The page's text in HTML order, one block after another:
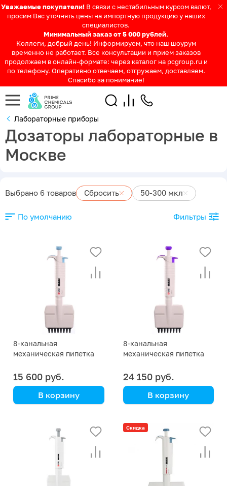
Уважаемые покупатели! В связи с нестабильным курсом валют,
просим Вас уточнять цены на импортную продукцию у наших
специалистов.
Минимальный заказ от 5 000 рублей.
Коллеги, добрый день! Информируем, что наш шоурум
временно не работает. Все консультации и прием заказов
продолжаем в онлайн-формате: через каталог на pcgroup.ru и
по телефону. Оперативно отвечаем, отгружаем, доставляем.
Спасибо за понимание!
Лабораторные приборы
Дозаторы лабораторные в
Москве
Выбрано 6 товаров Сбросить 50-300 мкл
По умолчанию Фильтры
8-канальная
механическая пипетка
мкл
15 600 руб.
В корзину
8-канальная
механическая пипетка
300 мкл
24 150 руб.
В корзину
Скидка